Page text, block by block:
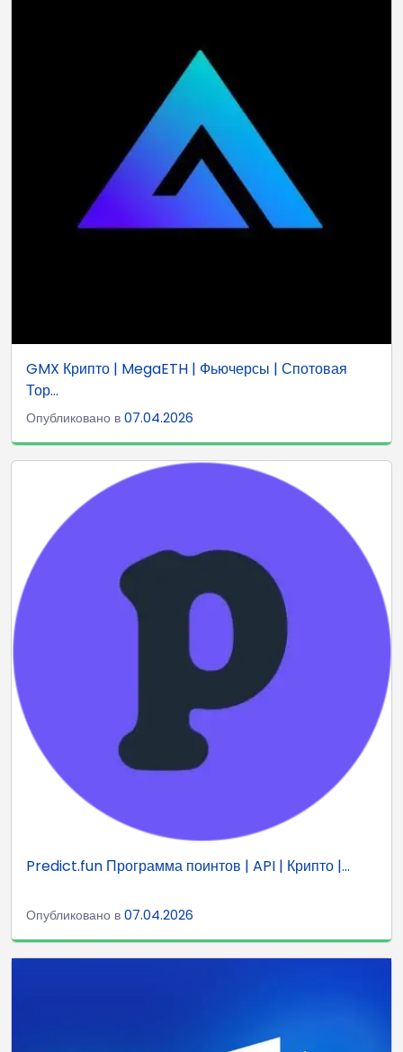
GMX Крипто | MegaETH | Фьючерсы | Спотовая
Тор...
Опубликовано в 07.04.2026
Predict.fun Программа поинтов | API | Крипто |...
Опубликовано в 07.04.2026